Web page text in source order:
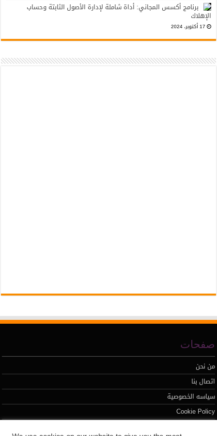
برنامج أكسس المجاني: أداة شاملة لإدارة الأصول الثابتة وحساب
الإهلاك
17 أكتوبر، 2024
صفحات
من نحن
اتصال بنا
سياسه الخصوصية
Cookie Policy